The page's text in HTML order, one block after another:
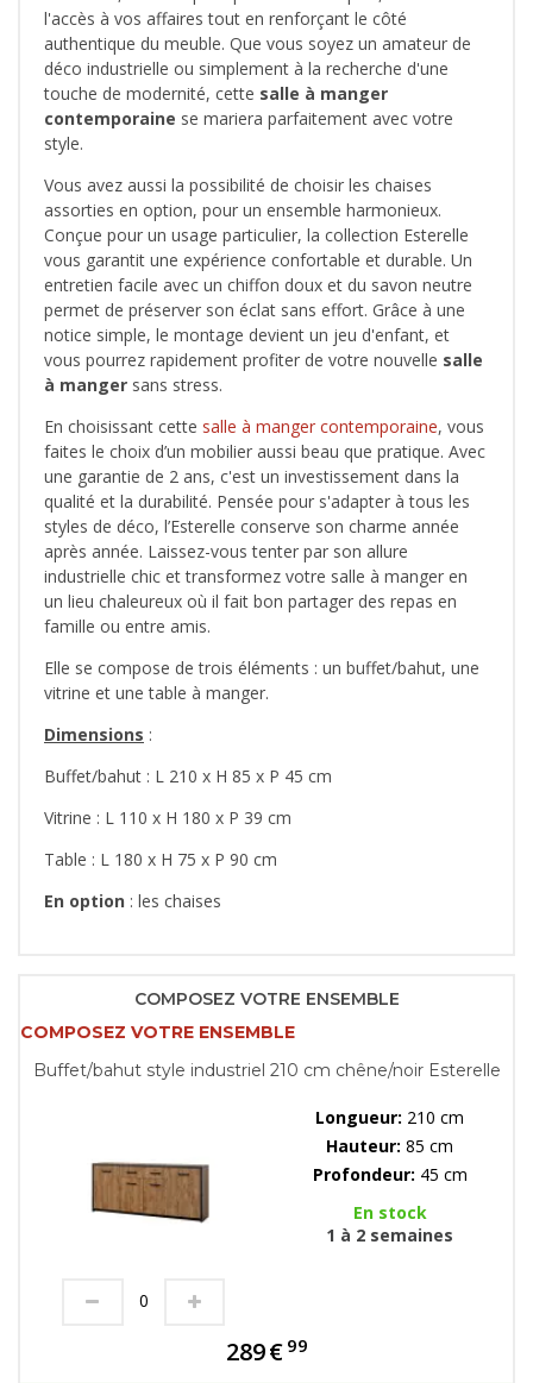
l'accès à vos affaires tout en renforçant le côté
authentique du meuble. Que vous soyez un amateur de
déco industrielle ou simplement à la recherche d'une
touche de modernité, cette salle à manger
contemporaine se mariera parfaitement avec votre
style.
Vous avez aussi la possibilité de choisir les chaises
assorties en option, pour un ensemble harmonieux.
Conçue pour un usage particulier, la collection Esterelle
vous garantit une expérience confortable et durable. Un
entretien facile avec un chiffon doux et du savon neutre
permet de préserver son éclat sans effort. Grâce à une
notice simple, le montage devient un jeu d'enfant, et
vous pourrez rapidement profiter de votre nouvelle salle
à manger sans stress.
En choisissant cette salle à manger contemporaine, vous
faites le choix d’un mobilier aussi beau que pratique. Avec
une garantie de 2 ans, c'est un investissement dans la
qualité et la durabilité. Pensée pour s'adapter à tous les
styles de déco, l’Esterelle conserve son charme année
après année. Laissez-vous tenter par son allure
industrielle chic et transformez votre salle à manger en
un lieu chaleureux où il fait bon partager des repas en
famille ou entre amis.
Elle se compose de trois éléments : un buffet/bahut, une
vitrine et une table à manger.
Dimensions :
Buffet/bahut : L 210 x H 85 x P 45 cm
Vitrine : L 110 x H 180 x P 39 cm
Table : L 180 x H 75 x P 90 cm
En option : les chaises
COMPOSEZ VOTRE ENSEMBLE
COMPOSEZ VOTRE ENSEMBLE
Buffet/bahut style industriel 210 cm chêne/noir Esterelle
Longueur: 210 cm
Hauteur: 85 cm
Profondeur: 45 cm
En stock
1 à 2 semaines
289€ 99